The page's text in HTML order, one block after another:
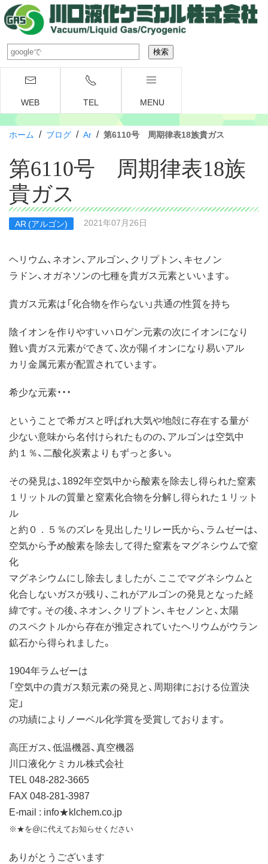
WEB TEL MENU
ホーム / ブログ / Ar / 第6110号 周期律表18族貴ガス
第6110号 周期律表18族
貴ガス
AR (アルゴン) 2021年07月26日
ヘリウム、ネオン、アルゴン、クリプトン、キセノン
ラドン、オガネソンの七種を貴ガス元素といいます。
貴ガス元素は「化合物を作らない」共通の性質を持ち
陰イオンを作りやすいハロゲン元素の次にイオンになり
難い貴ガス元素ができて、次が陽イオンになり易いアル
カリ金属元素が配置されています。
希少な元素・・・
ということで希ガスと呼ばれ大気や地殻に存在する量が
少ない意味から名付けられたものの、アルゴンは空気中
約１％、二酸化炭素よりもずっと多い。
その発見は、1892年空気中から酸素を除去し得られた窒素
１リットルの質量と窒素化合物を分解し得られた１リット
ル
と約０．５％のズレを見出したリレー氏から、ラムゼーは、
空気から予め酸素を除去して得た窒素をマグネシウムで窒
化
マグネシウムにし除去しましたが、ここでマグネシウムと
化合しないガスが残り、これがアルゴンの発見となった経
緯です。その後、ネオン、クリプトン、キセノンと、太陽
のスペクトルから存在が推定されていたヘリウムがウラン
鉱石から得られました。
1904年ラムゼーは
「空気中の貴ガス類元素の発見と、周期律における位置決
定」
の功績によりノーベル化学賞を受賞しております。
高圧ガス、低温機器、真空機器
川口液化ケミカル株式会社
TEL 048-282-3665
FAX 048-281-3987
E-mail : info★klchem.co.jp
※★を@に代えてお知らせください
ありがとうございます